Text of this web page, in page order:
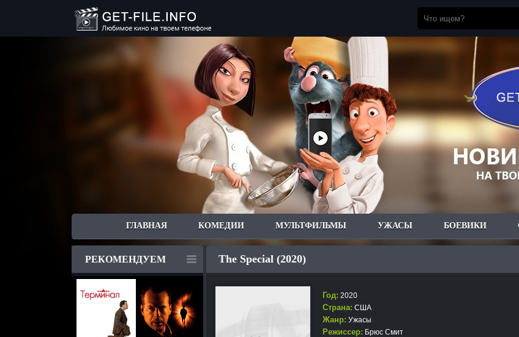
ГЛАВНАЯ КОМЕДИИ МУЛЬТФИЛЬМЫ УЖАСЫ БОЕВИКИ
РЕКОМЕНДУЕМ The Special (2020)
Год: 2020
Страна: США
Жанр: Ужасы
Режиссер: Брюс Смит